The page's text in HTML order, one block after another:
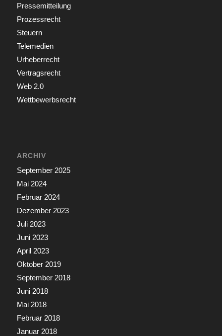
Pressemitteilung
Prozessrecht
Steuern
Telemedien
Urheberrecht
Vertragsrecht
Web 2.0
Wettbewerbsrecht
ARCHIV
September 2025
Mai 2024
Februar 2024
Dezember 2023
Juli 2023
Juni 2023
April 2023
Oktober 2019
September 2018
Juni 2018
Mai 2018
Februar 2018
Januar 2018